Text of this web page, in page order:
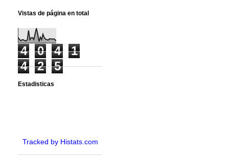
Vistas de página en total
4 0 4
1
4
2 5
Estadisticas
Tracked by Histats.com